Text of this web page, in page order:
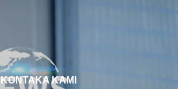
KONTAKA KAMI